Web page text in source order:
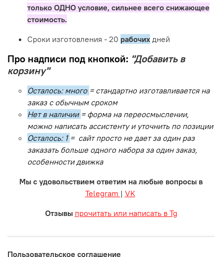
только ОДНО условие, сильнее всего снижающее
стоимость.
Сроки изготовления - 20 рабочих дней
Про надписи под кнопкой: "Добавить в
корзину"
Осталось: много = стандартно изготавливается на
заказ с обычным сроком
Нет в наличии = форма на переосмыслении,
можно написать ассистенту и уточнить по позиции
Осталось: 1 = сайт просто не дает за один раз
заказать больше одного набора за один заказ,
особенности движка
Мы с удовольствием ответим на любые вопросы в
Telegram | VK
Отзывы прочитать или написать в Tg
Пользовательское соглашение